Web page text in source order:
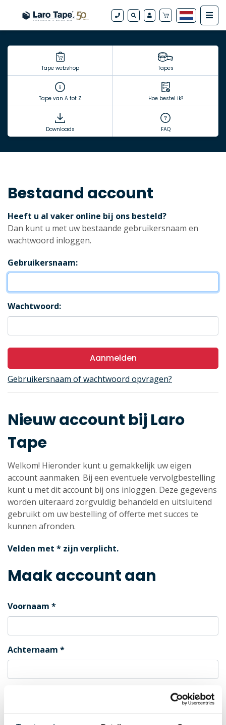
Tape webshop Tapes
Tape van A tot Z Hoe bestel ik?
Downloads FAQ
Bestaand account
Heeft u al vaker online bij ons besteld?
Dan kunt u met uw bestaande gebruikersnaam en
wachtwoord inloggen.
Gebruikersnaam:
Wachtwoord:
Aanmelden
Gebruikersnaam of wachtwoord opvragen?
Nieuw account bij Laro
Tape
Welkom! Hieronder kunt u gemakkelijk uw eigen
account aanmaken. Bij een eventuele vervolgbestelling
kunt u met dit account bij ons inloggen. Deze gegevens
worden uiteraard zorgvuldig behandeld en uitsluitend
gebruikt om uw bestelling of offerte met succes te
kunnen afronden.
Velden met * zijn verplicht.
Maak account aan
Voornaam
Achternaam